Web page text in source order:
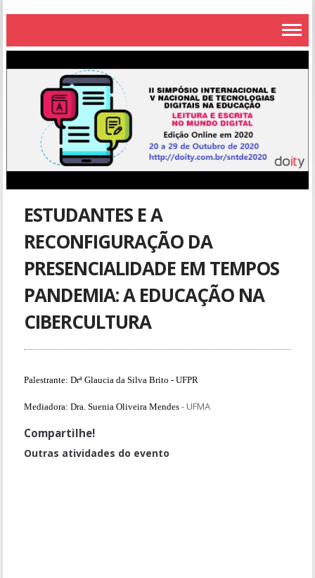
ESTUDANTES E A
RECONFIGURAÇÃO DA
PRESENCIALIDADE EM TEMPOS
PANDEMIA: A EDUCAÇÃO NA
CIBERCULTURA
Palestrante: Drª Glaucia da Silva Brito - UFPR
Mediadora:Dra. Suenia Oliveira Mendes - UFMA
Compartilhe!
Outras atividades do evento